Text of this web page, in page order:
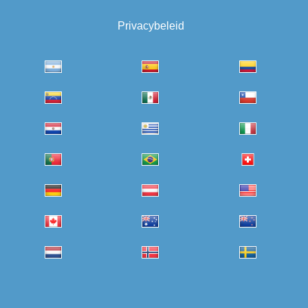
Privacybeleid